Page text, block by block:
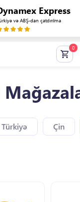
Express
və ABŞ-dan çatdırılma
Türkiyə Çin